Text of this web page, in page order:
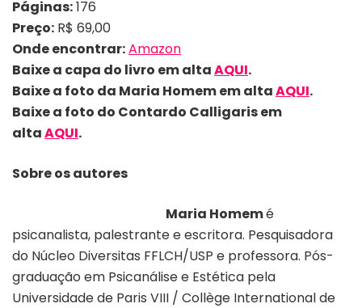
Páginas:176
Preço: R$ 69,00
Onde encontrar:Amazon
Baixe a capa do livro em altaAQUI.
Baixe a foto da Maria Homemem altaAQUI.
Baixe a foto do Contardo Calligarisem
altaAQUI.
Sobre os autores
Maria Homemé
psicanalista, palestrante e escritora. Pesquisadora
do Núcleo Diversitas FFLCH/USP e professora. Pós-
graduação em Psicanálise e Estética pela
Universidade de Paris VIII / Collège International de